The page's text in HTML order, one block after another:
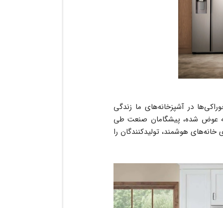
در آشپزخانه‌های ما زندگی
عوض شده، پیشگامان صنعت طی
هوشمند، تولیدکنندگان را